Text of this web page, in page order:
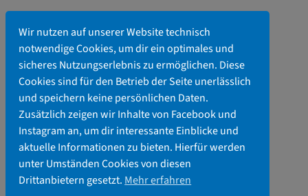
Zum
Inhalt
springen
ADAC Hannover Marathon
14.4.24
18. April 2024
Wir nutzen auf unserer Website technisch
notwendige Cookies, um dir ein optimales und
sicheres Nutzungserlebnis zu ermöglichen. Diese
Cookies sind für den Betrieb der Seite unerlässlich
und speichern keine persönlichen Daten.
Zusätzlich zeigen wir Inhalte von Facebook und
Instagram an, um dir interessante Einblicke und
aktuelle Informationen zu bieten. Hierfür werden
unter Umständen Cookies von diesen
Drittanbietern gesetzt. Mehr erfahren